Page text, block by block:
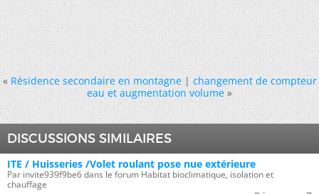
« Résidence secondaire en montagne|changement de compteur
eau et augmentation volume »
DISCUSSIONS SIMILAIRES
ITE / Huisseries /Volet roulant pose nue extérieure
Par invite939f9be6 dans le forum Habitat bioclimatique, isolation et
chauffage